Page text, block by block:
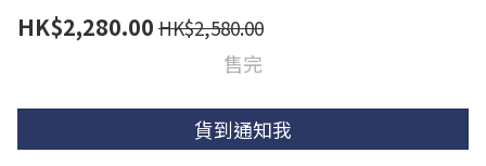
HK$2,280.00 HK$2,580.00
售完
貨到通知我